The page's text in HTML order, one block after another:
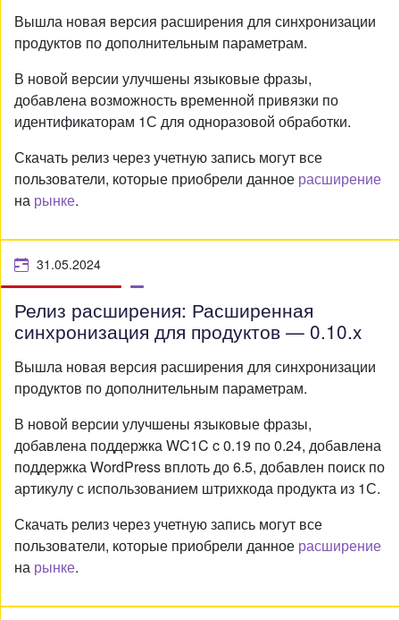
Вышла новая версия расширения для синхронизации
продуктов по дополнительным параметрам.
В новой версии улучшены языковые фразы,
добавлена возможность временной привязки по
идентификаторам 1С для одноразовой обработки.
Скачать релиз через учетную запись могут все
пользователи, которые приобрели данное расширение
на рынке.
31.05.2024
Релиз расширения: Расширенная
синхронизация для продуктов — 0.10.x
Вышла новая версия расширения для синхронизации
продуктов по дополнительным параметрам.
В новой версии улучшены языковые фразы,
добавлена поддержка WC1C c 0.19 по 0.24, добавлена
поддержка WordPress вплоть до 6.5, добавлен поиск по
артикулу с использованием штрихкода продукта из 1С.
Скачать релиз через учетную запись могут все
пользователи, которые приобрели данное расширение
на рынке.